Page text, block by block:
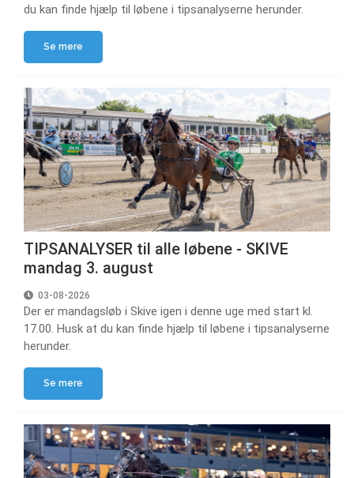
du kan finde hjælp til løbene i tipsanalyserne herunder.
Se mere
TIPSANALYSER til alle løbene - SKIVE
mandag 3. august
03-08-2026
Der er mandagsløb i Skive igen i denne uge med start kl.
17.00. Husk at du kan finde hjælp til løbene i tipsanalyserne
herunder.
Se mere